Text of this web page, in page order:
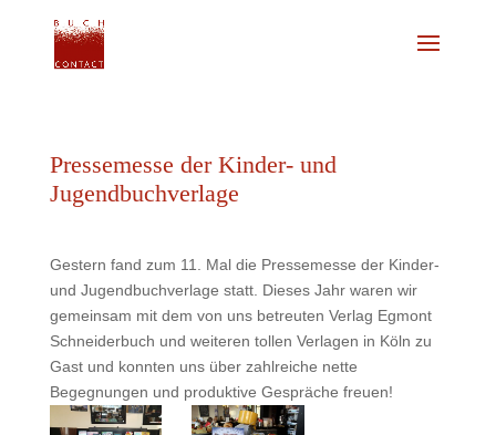
Pressemesse der Kinder- und
Jugendbuchverlage
Gestern fand zum 11. Mal die Pressemesse der Kinder-
und Jugendbuchverlage statt. Dieses Jahr waren wir
gemeinsam mit dem von uns betreuten Verlag Egmont
Schneiderbuch und weiteren tollen Verlagen in Köln zu
Gast und konnten uns über zahlreiche nette
Begegnungen und produktive Gespräche freuen!